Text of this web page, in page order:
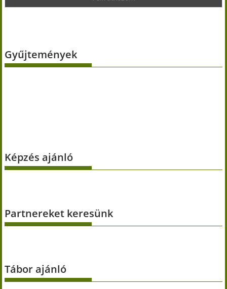
Gyűjtemények
Képzés ajánló
Partnereket keresünk
Tábor ajánló